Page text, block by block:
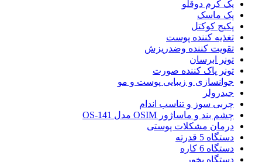
پک کرم دوقلو
پک ماسک
پکیج کوکتل
تغذیه کننده پوست
تقویت کننده وضدریزش
تونر ابرسان
تونر پاک کننده صورت
جوانسازی و زیبایی پوست و مو
جیدرولر
چربی سوز و تناسب اندام
چشم بند و ماساژور OSIM مدل OS-141
درمان مشکلات پوستی
دستگاه 5 قدرته
دستگاه 6 کاره
دستگاه بخور